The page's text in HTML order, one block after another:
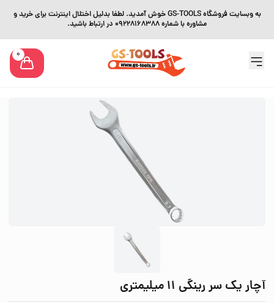
به وبسایت فروشگاه GS-TOOLS خوش آمدید. لطفا بدلیل اختلال اینترنت برای خرید و
مشاوره با شماره 09228168388 در ارتباط باشید.
0
آچار یک سر رینگی 11 میلیمتری